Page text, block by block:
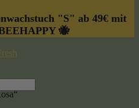
"S" ab 49€ mit
🐝